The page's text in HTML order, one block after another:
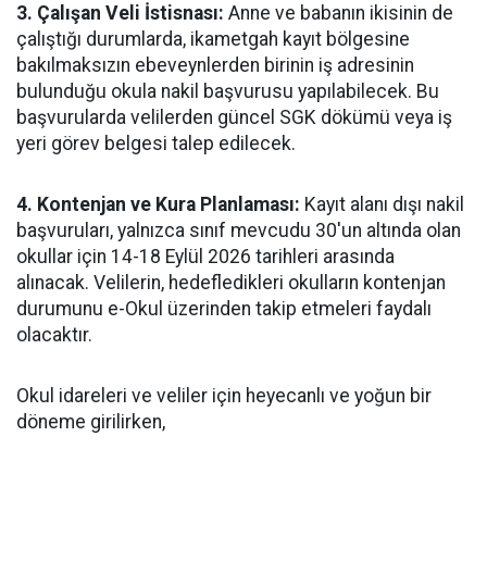
3. Çalışan Veli İstisnası: Anne ve babanın ikisinin de
çalıştığı durumlarda, ikametgah kayıt bölgesine
bakılmaksızın ebeveynlerden birinin iş adresinin
bulunduğu okula nakil başvurusu yapılabilecek. Bu
başvurularda velilerden güncel SGK dökümü veya iş
yeri görev belgesi talep edilecek.
4. Kontenjan ve Kura Planlaması: Kayıt alanı dışı nakil
başvuruları, yalnızca sınıf mevcudu 30'un altında olan
okullar için 14-18 Eylül 2026 tarihleri arasında
alınacak. Velilerin, hedefledikleri okulların kontenjan
durumunu e-Okul üzerinden takip etmeleri faydalı
olacaktır.
Okul idareleri ve veliler için heyecanlı ve yoğun bir
döneme girilirken,